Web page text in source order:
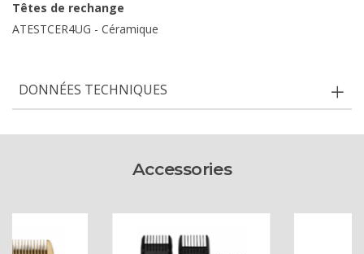
Têtes de rechange
ATESTCER4UG - Céramique
DONNÉES TECHNIQUES
Accessories